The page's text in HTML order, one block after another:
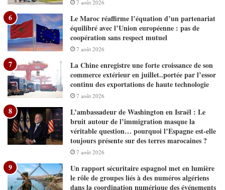
7 août 2026
Le Maroc réaffirme l’équation d’un partenariat
équilibré avec l’Union européenne : pas de
coopération sans respect mutuel
7 août 2026
La Chine enregistre une forte croissance de son
commerce extérieur en juillet..portée par l’essor
continu des exportations de haute technologie
7 août 2026
L’ambassadeur de Washington en Israël : Le
bruit autour de l’immigration masque la
véritable question… pourquoi l’Espagne est-elle
toujours présente sur des terres marocaines ?
7 août 2026
Un rapport sécuritaire espagnol met en lumière
le rôle de groupes liés à des numéros algériens
dans la coordination numérique des événements